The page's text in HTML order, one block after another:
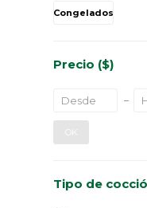
Congelados
Precio ($)
OK
Tipo de